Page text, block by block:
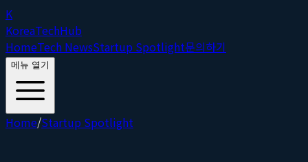
K
KoreaTechHub
HomeTech NewsStartup Spotlight문의하기
메뉴 열기
Home/Startup Spotlight